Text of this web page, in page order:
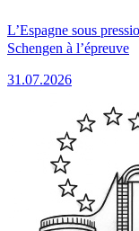
L’Espagne sous
Schengen à l’épreuve
31.07.2026